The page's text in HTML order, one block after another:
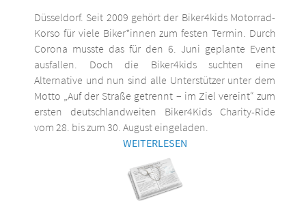
Düsseldorf. Seit 2009 gehört der Biker4kids Motorrad-
Korso für viele Biker*innen zum festen Termin. Durch
Corona musste das für den 6. Juni geplante Event
ausfallen. Doch die Biker4kids suchten eine
Alternative und nun sind alle Unterstützer unter dem
Motto „Auf der Straße getrennt – im Ziel vereint“ zum
ersten deutschlandweiten Biker4Kids Charity-Ride
vom 28. bis zum 30. August eingeladen.
WEITERLESEN